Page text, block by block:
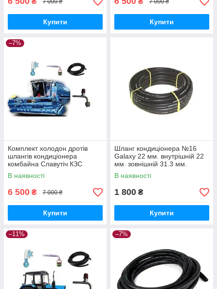
Купити Купити
–7%
Комплект холодон дротів
шлангів кондиціонера
комбайна Славутіч КЗС
(Комплект 4 шт.)
В наявності
6 500 ₴ 7 000 ₴
Купити
Шланг кондиціонера №16
Galaxy 22 мм. внутрішній 22
мм. зовнішній 31.3 мм.
(редукований, тонкий)
В наявності
1 800 ₴
Купити
–11% –7%